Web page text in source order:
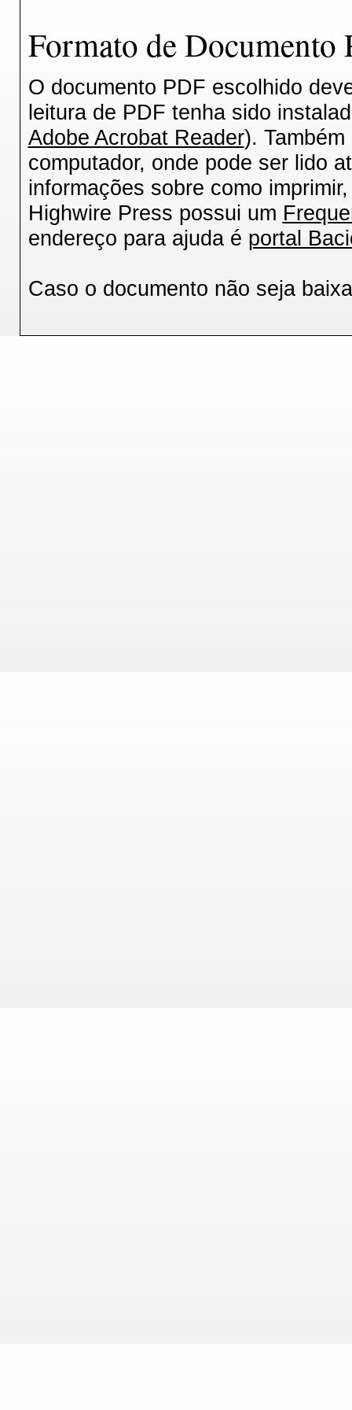
Formato de
O documento PDF escolhido
leitura de PDF tenha sido
Adobe Acrobat Reader).
computador, onde pode ser lido
informações sobre como
Highwire Press possui um
endereço para ajuda é portal
Caso o documento não seja